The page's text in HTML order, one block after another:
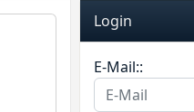
Login
E-Mail::